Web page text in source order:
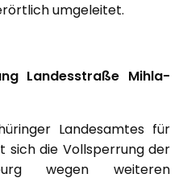
umgeleitet.
Landesstraße Mihla-
Landesamtes für
sich die Vollsperrung der
wegen weiteren